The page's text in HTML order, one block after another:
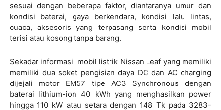
sesuai dengan beberapa faktor, diantaranya umur dan
kondisi baterai, gaya berkendara, kondisi lalu lintas,
cuaca, aksesoris yang terpasang serta kondisi mobil
terisi atau kosong tanpa barang.
Sekadar informasi, mobil listrik Nissan Leaf yang memiliki
memiliki dua soket pengisian daya DC dan AC charging
dijejali motor EM57 tipe AC3 Synchronous dengan
baterai lithium-ion 40 kWh yang menghasilkan power
hingga 110 kW atau setara dengan 148 Tk pada 3283-